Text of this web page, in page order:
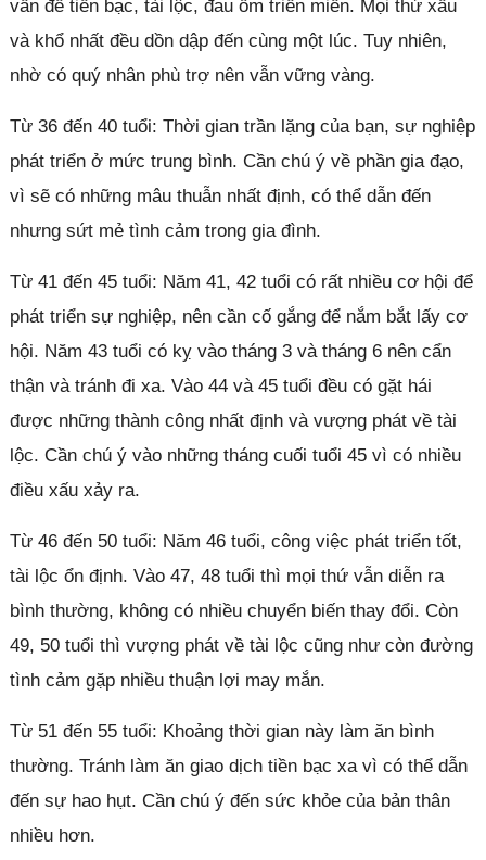
vấn đề tiền bạc, tài lộc, đau ốm triền miền. Mọi thứ xấu
và khổ nhất đều dồn dập đến cùng một lúc. Tuy nhiên,
nhờ có quý nhân phù trợ nên vẫn vững vàng.
Từ 36 đến 40 tuổi: Thời gian trần lặng của bạn, sự nghiệp
phát triển ở mức trung bình. Cần chú ý về phần gia đạo,
vì sẽ có những mâu thuẫn nhất định, có thể dẫn đến
nhưng sứt mẻ tình cảm trong gia đình.
Từ 41 đến 45 tuổi: Năm 41, 42 tuổi có rất nhiều cơ hội để
phát triển sự nghiệp, nên cần cố gắng để nắm bắt lấy cơ
hội. Năm 43 tuổi có kỵ vào tháng 3 và tháng 6 nên cẩn
thận và tránh đi xa. Vào 44 và 45 tuổi đều có gặt hái
được những thành công nhất định và vượng phát về tài
lộc. Cần chú ý vào những tháng cuối tuổi 45 vì có nhiều
điều xấu xảy ra.
Từ 46 đến 50 tuổi: Năm 46 tuổi, công việc phát triển tốt,
tài lộc ổn định. Vào 47, 48 tuổi thì mọi thứ vẫn diễn ra
bình thường, không có nhiều chuyển biến thay đổi. Còn
49, 50 tuổi thì vượng phát về tài lộc cũng như còn đường
tình cảm gặp nhiều thuận lợi may mắn.
Từ 51 đến 55 tuổi: Khoảng thời gian này làm ăn bình
thường. Tránh làm ăn giao dịch tiền bạc xa vì có thể dẫn
đến sự hao hụt. Cần chú ý đến sức khỏe của bản thân
nhiều hơn.